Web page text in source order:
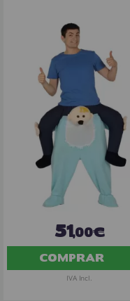
51,00€
COMPRAR
IVA Incl.